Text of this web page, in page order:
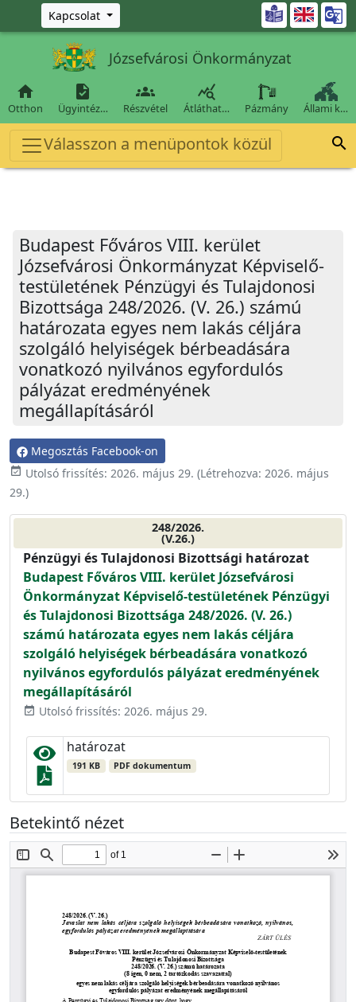
Ugrás a fő tartalomra
Kapcsolat 
Józsefvárosi Önkormányzat

Otthon

Ügyintéz…

Részvétel

Átláthat… Pázmány Állami k…
Válasszon a menüpontok közül 
Budapest Főváros VIII. kerület
Józsefvárosi Önkormányzat Képviselő-
testületének Pénzügyi és Tulajdonosi
Bizottsága 248/2026. (V. 26.) számú
határozata egyes nem lakás céljára
szolgáló helyiségek bérbeadására
vonatkozó nyilvános egyfordulós
pályázat eredményének
megállapításáról
Megosztás Facebook-on
event_available Utolsó frissítés: 2026. május 29. (Létrehozva: 2026. május
29.)
248/2026.
(V.26.)
Pénzügyi és Tulajdonosi Bizottsági határozat
Budapest Főváros VIII. kerület Józsefvárosi
Önkormányzat Képviselő-testületének Pénzügyi
és Tulajdonosi Bizottsága 248/2026. (V. 26.)
számú határozata egyes nem lakás céljára
szolgáló helyiségek bérbeadására vonatkozó
nyilvános egyfordulós pályázat eredményének
megállapításáról
event_available Utolsó frissítés: 2026. május 29.
határozat
191 KB PDF dokumentum
Betekintő nézet